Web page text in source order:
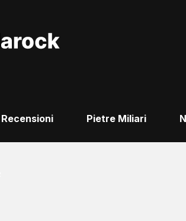
Recensioni Pietre Miliari